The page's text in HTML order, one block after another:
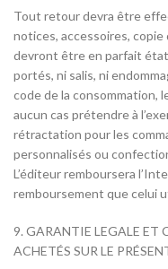
Tout retour devra être
notices, accessoires,
devront être en parfait
portés, ni salis, ni
code de la consommation,
aucun cas prétendre à
rétractation pour les
personnalisés ou
L’éditeur remboursera
remboursement que celui
9. GARANTIE LEGALE ET
ACHETÉS SUR LE